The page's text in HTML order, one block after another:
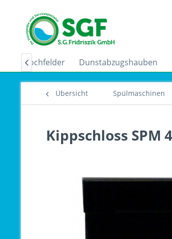
Dunstabzugshauben

Übersicht Spülmaschinen
Kippschloss SPM